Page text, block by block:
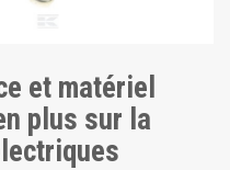
et matériel
plus sur la